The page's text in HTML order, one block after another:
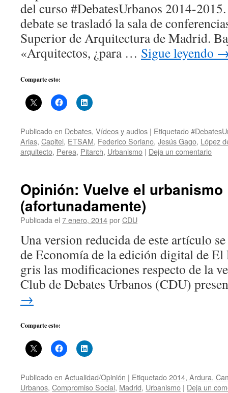
del curso #DebatesUrbanos 2014-
debate se trasladó la sala de
Superior de Arquitectura de Madrid.
«Arquitectos, ¿para … Sigue leyendo
Comparte esto:
Publicado en Debates, Vídeos y audios | Etiquetado
Arias, Capitel, ETSAM, Federico Soriano, Jesús Gago, López
arquitecto, Perea, Pitarch, Urbanismo | Deja un comentario
Opinión: Vuelve el urbanismo
(afortunadamente)
Publicada el 7 enero, 2014porCDU
Una version reducida de este artículo
de Economía de la edición digital de El
gris las modificaciones respecto de la
Club de Debates Urbanos (CDU)
→
Comparte esto:
Publicado en Actualidad/Opinión | Etiquetado2014, Ardura,
Urbanos, Compromiso Social, Madrid, Urbanismo | Deja un